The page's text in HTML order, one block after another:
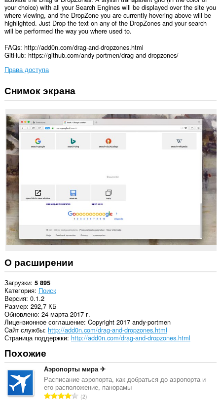
your choice) with all your Search Engines will be displayed over the site you
where viewing, and the DropZone you are currently hovering above will be
highlighted. Just Drop the text on any of the DropZones and your search
will be performed the way you where used to.
FAQs: http://add0n.com/drag-and-dropzones.html
GitHub: https://github.com/andy-portmen/drag-and-dropzones/
Права доступа
У
этого
есть
доступ
к
вашим
данным
на
всех
сайтах.
This
Extension
can
read
and
modify
bookmarks.
can
write
data
into
the
clipboard.
This
extension
can
create
rich
notifications
display
them
you
Снимок экрана
О расширении
Загрузки 5 895
Категория Поиск
Версия 0.1.2
Размер 292,7 КБ
Обновлено 24 марта 2017 г.
Лицензионное соглашение Copyright 2017 andy-portmen
Cайт службы http://add0n.com/drag-and-dropzones.html
Страница поддержки http://add0n.com/drag-and-dropzones.html
Похожие
Аэропорты мира ✈
Расписание аэропорта, как добраться до аэропорта и
его расположение, панорамы
В2